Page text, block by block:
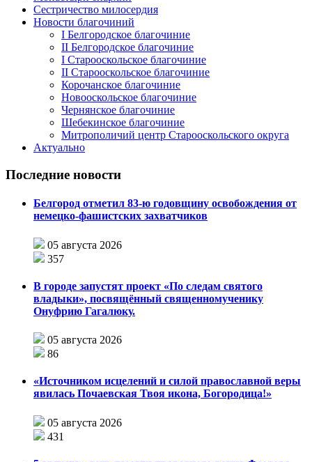
Сестричество милосердия
Новости благочиний
I Белгородское благочиние
II Белгородское благочиние
I Старооскольское благочиние
II Старооскольское благочиние
Корочанское благочиние
Новооскольское благочиние
Чернянское благочиние
Шебекинское благочиние
Митрополичий центр Старооскольского округа
Актуально
Последние новости
Белгород отметил 83-ю годовщину освобождения от
немецко-фашистских захватчиков
05 августа 2026
357
В городе запустят проект «По следам святого
владыки», посвящённый священномученику
Онуфрию Гагалюку.
05 августа 2026
86
«Источником исцелений и силой православной веры
явилась Почаевская Твоя икона, Богородица!»
05 августа 2026
431